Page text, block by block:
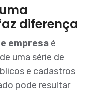
diferença
empresa é
uma série de
e cadastros
pode resultar